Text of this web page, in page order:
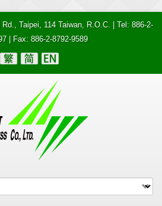
Taipei, 114 Taiwan, R.O.C. | Tel: 886-2-
| Fax: 886-2-8792-9589